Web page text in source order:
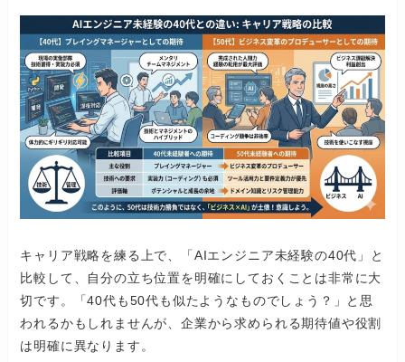
キャリア戦略を練る上で、「AIエンジニア未経験の40代」と
比較して、自分の立ち位置を明確にしておくことは非常に大
切です。「40代も50代も似たようなものでしょう？」と思
われるかもしれませんが、企業から求められる期待値や役割
は明確に異なります。